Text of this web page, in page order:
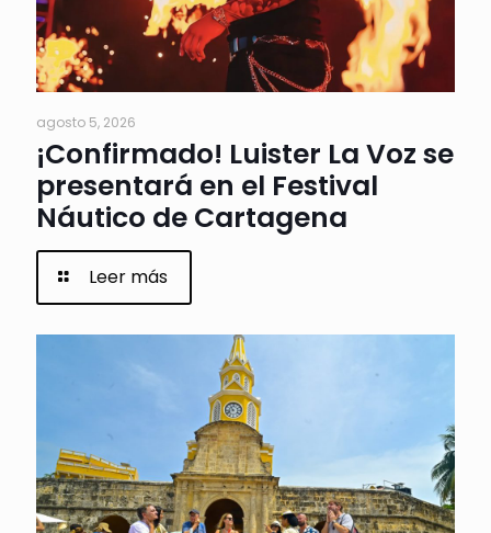
agosto 5, 2026
¡Confirmado! Luister La Voz se
presentará en el Festival
Náutico de Cartagena
Leer más